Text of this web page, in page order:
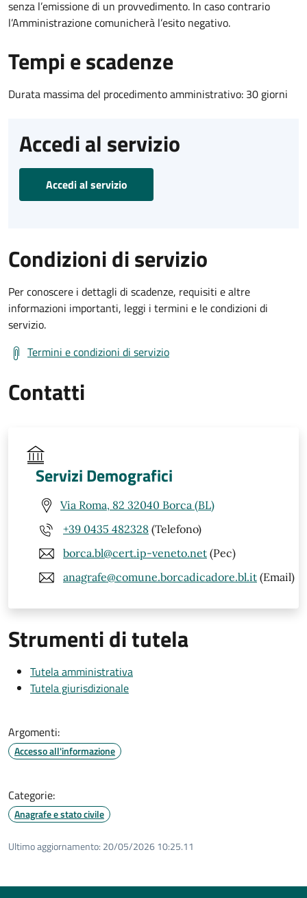
senza l’emissione di un provvedimento. In caso contrario
l’Amministrazione comunicherà l’esito negativo.
Tempi e scadenze
Durata massima del procedimento amministrativo: 30 giorni
Accedi al servizio
Accedi al servizio
Condizioni di servizio
Per conoscere i dettagli di scadenze, requisiti e altre
informazioni importanti, leggi i termini e le condizioni di
servizio.
Termini e condizioni di servizio
Contatti
Servizi Demografici
Via Roma, 82 32040 Borca (BL)
+39 0435 482328 (Telefono)
borca.bl@cert.ip-veneto.net (Pec)
anagrafe@comune.borcadicadore.bl.it (Email)
Strumenti di tutela
Tutela amministrativa
Tutela giurisdizionale
Argomenti:
Accesso all'informazione
Categorie:
Anagrafe e stato civile
Ultimo aggiornamento: 20/05/2026 10:25.11